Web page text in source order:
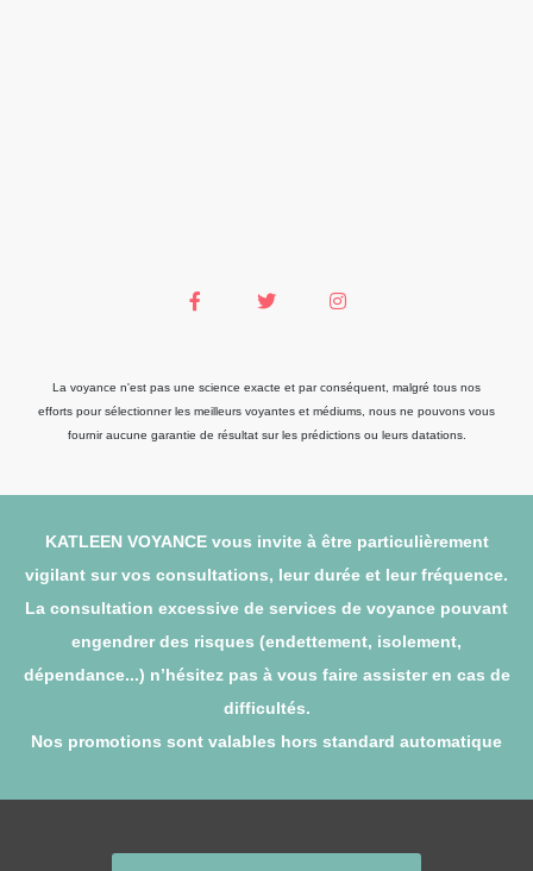
La voyance n'est pas une science exacte et par conséquent, malgré tous nos
efforts pour sélectionner les meilleurs voyantes et médiums, nous ne pouvons vous
fournir aucune garantie de résultat sur les prédictions ou leurs datations.
KATLEEN VOYANCE vous invite à être particulièrement
vigilant sur vos consultations, leur durée et leur fréquence.
La consultation excessive de services de voyance pouvant
engendrer des risques (endettement, isolement,
dépendance...) n’hésitez pas à vous faire assister en cas de
difficultés.
Nos promotions sont valables hors standard automatique